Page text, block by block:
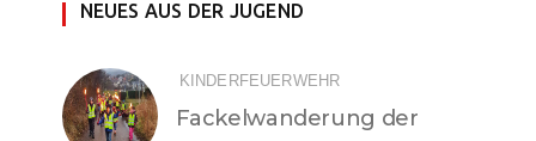
NEUES AUS DER JUGEND
KINDERFEUERWEHR
Fackelwanderung der